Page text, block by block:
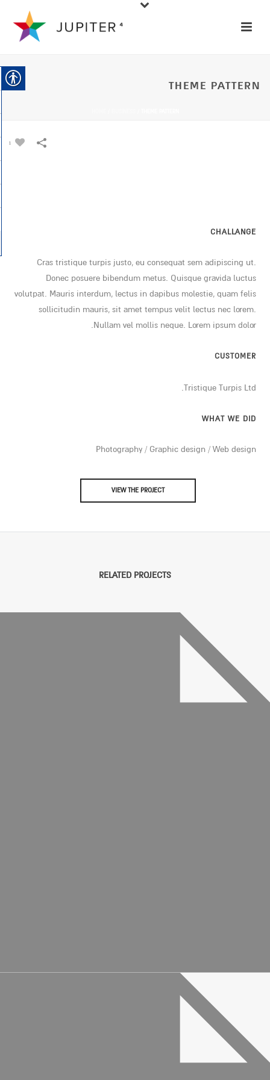
THEME PATTERN
1
CHALLANGE
Cras tristique turpis justo, eu consequat sem adipiscing ut.
Donec posuere bibendum metus. Quisque gravida luctus
volutpat. Mauris interdum, lectus in dapibus molestie, quam felis
sollicitudin mauris, sit amet tempus velit lectus nec lorem.
Nullam vel mollis neque. Lorem ipsum dolor.
CUSTOMER
Tristique Turpis Ltd.
WHAT WE DID
Photography / Graphic design / Web design
VIEW THE PROJECT
RELATED PROJECTS